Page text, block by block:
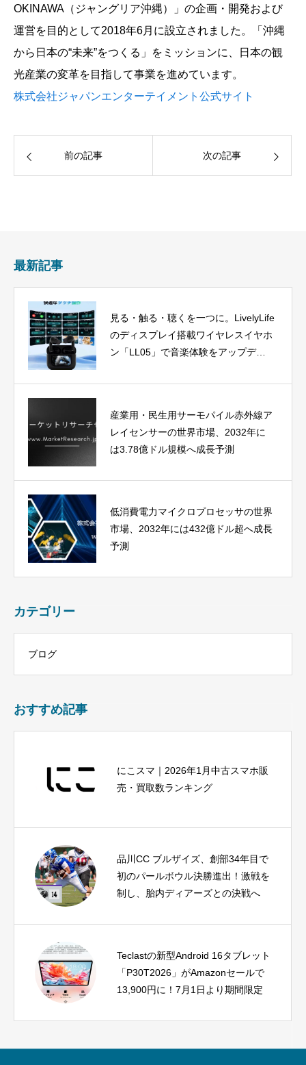
OKINAWA（ジャングリア沖縄）」の企画・開発および
運営を目的として2018年6月に設立されました。「沖縄
から日本の“未来”をつくる」をミッションに、日本の観
光産業の変革を目指して事業を進めています。
株式会社ジャパンエンターテイメント公式サイト
前の記事 次の記事
最新記事
見る・触る・聴くを一つに。LivelyLife
のディスプレイ搭載ワイヤレスイヤホ
ン「LL05」で音楽体験をアップデー
産業用・民生用サーモパイル赤外線ア
レイセンサーの世界市場、2032年に
は3.78億ドル規模へ成長予測
低消費電力マイクロプロセッサの世界
市場、2032年には432億ドル超へ成長
予測
カテゴリー
ブログ
おすすめ記事
にこスマ｜2026年1月中古スマホ販
売・買取数ランキング
品川CC ブルザイズ、創部34年目で
初のパールボウル決勝進出！激戦を
制し、胎内ディアーズとの決戦へ
Teclastの新型Android 16タブレット
「P30T2026」がAmazonセールで
13,900円に！7月1日より期間限定